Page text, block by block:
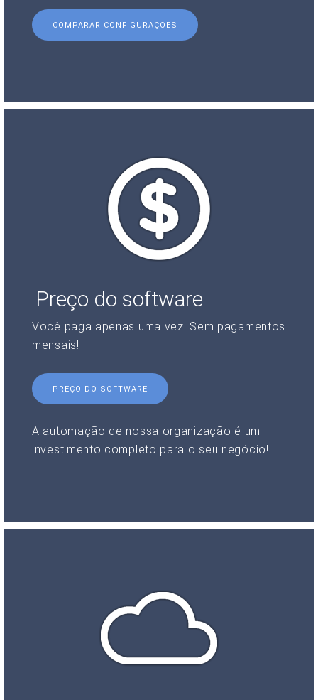
COMPARAR CONFIGURAÇÕES
Preço do software
Você paga apenas uma vez. Sem pagamentos
mensais!
PREÇO DO SOFTWARE
A automação de nossa organização é um
investimento completo para o seu negócio!